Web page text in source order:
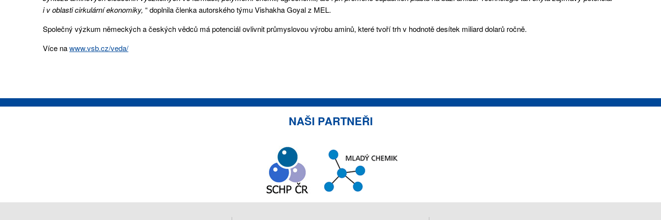
i v oblasti cirkulární ekonomiky, “ doplnila členka autorského týmu Vishakha Goyal z MEL.
Společný výzkum německých a českých vědců má potenciál ovlivnit průmyslovou výrobu aminů, které tvoří trh v hodnotě desítek miliard dolarů ročně.
Více nawww.vsb.cz/veda/
NAŠI PARTNEŘI